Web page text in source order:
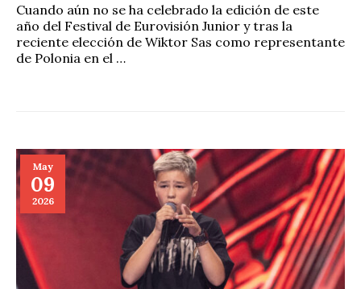
Cuando aún no se ha celebrado la edición de este
año del Festival de Eurovisión Junior y tras la
reciente elección de Wiktor Sas como representante
de Polonia en el …
May
09
2026